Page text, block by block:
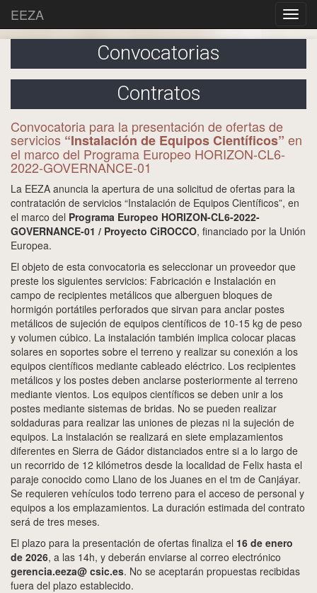
EEZA
Convocatorias
Contratos
Convocatoria para la presentación de ofertas de
servicios “Instalación de Equipos Científicos” en
el marco del Programa Europeo HORIZON-CL6-
2022-GOVERNANCE-01
La EEZA anuncia la apertura de una solicitud de ofertas para la
contratación de servicios “Instalación de Equipos Científicos”, en
el marco del Programa Europeo HORIZON-CL6-2022-
GOVERNANCE-01 / Proyecto CiROCCO, financiado por la Unión
Europea.
El objeto de esta convocatoria es seleccionar un proveedor que
preste los siguientes servicios: Fabricación e Instalación en
campo de recipientes metálicos que alberguen bloques de
hormigón portátiles perforados que sirvan para anclar postes
metálicos de sujeción de equipos científicos de 10-15 kg de peso
y volumen cúbico. La instalación también implica colocar placas
solares en soportes sobre el terreno y realizar su conexión a los
equipos científicos mediante cableado eléctrico. Los recipientes
metálicos y los postes deben anclarse posteriormente al terreno
mediante vientos. Los equipos científicos se deben unir a los
postes mediante sistemas de bridas. No se pueden realizar
soldaduras para realizar las uniones de piezas ni la sujeción de
equipos. La instalación se realizará en siete emplazamientos
diferentes en Sierra de Gádor distanciados entre si a lo largo de
un recorrido de 12 kilómetros desde la localidad de Felix hasta el
paraje conocido como Llano de los Juanes en el tm de Canjáyar.
Se requieren vehículos todo terreno para el acceso de personal y
equipos a los emplazamientos. La duración estimada del contrato
será de tres meses.
El plazo para la presentación de ofertas finaliza el 16 de enero
de 2026, a las 14h, y deberán enviarse al correo electrónico
gerencia.eeza@ csic.es. No se aceptarán propuestas recibidas
fuera del plazo establecido.